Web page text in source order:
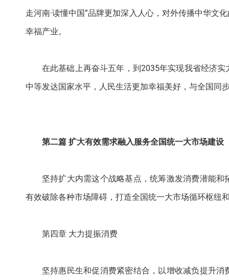
走河南·读懂中国”品牌更加深入人心，对外传播中华文
幸福产业。
在此基础上再奋斗五年，到2035年实现我省经济
中等发达国家水平，人民生活更加幸福美好，与全国同
第二篇 扩大有效需求融入服务全国统一大市场建设
坚持扩大内需这个战略基点，统筹激发消费潜能
有效破除各种市场障碍，打造全国统一大市场循环枢纽
第四章 大力提振消费
坚持惠民生和促消费紧密结合，以增收减负提升